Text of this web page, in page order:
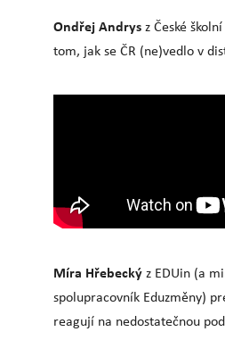
Ondřej Andrysz České
tom, jak se ČR (ne)vedlo v
Míra Hřebeckýz EDUin (a
spolupracovník Eduzměny)
reagují na nedostatečnou